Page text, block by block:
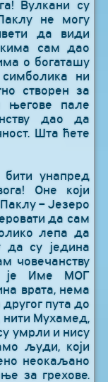
Вулкани су
не могу
да види
сам дао
о богаташу
ни
створен за
његове пале
дао да
Шта ћете
унапред
Оне који
– Језеро
да сам
лепа да
да су једина
човечанству
је Име МОГ
врата, нема
пута до
нити Мухамед,
умрли и нису
људи, који
неокаљано
за грехове.